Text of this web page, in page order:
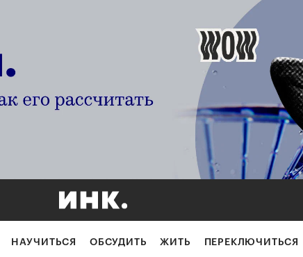
НАУЧИТЬСЯ ОБСУДИТЬ ЖИТЬ ПЕРЕКЛЮЧИТЬСЯ